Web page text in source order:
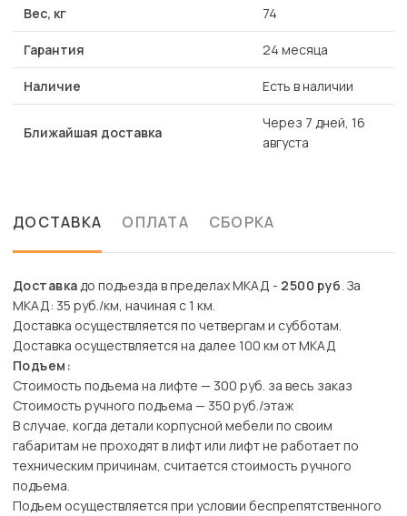
Вес, кг 74
Гарантия 24 месяца
Наличие Есть в наличии
Ближайшая доставка
Через 7 дней, 16
августа
ДОСТАВКА ОПЛАТА СБОРКА
Доставкадо подъезда в пределах МКАД - 2500 руб. За
МКАД: 35 руб./км, начиная с 1 км.
Доставка осуществляется по четвергам и субботам.
Доставка осуществляется на далее 100 км от МКАД
Подъем:
Стоимость подъема на лифте — 300 руб. за весь заказ
Стоимость ручного подъема — 350 руб./этаж
В случае, когда детали корпусной мебели по своим
габаритам не проходят в лифт или лифт не работает по
техническим причинам, считается стоимость ручного
подъема.
Подъем осуществляется при условии беспрепятственного